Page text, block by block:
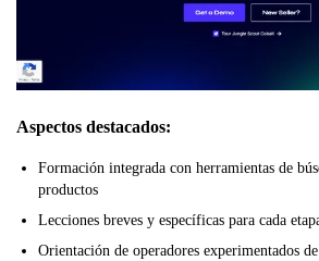
Aspectos destacados:
Formación integrada con herramientas de
productos
Lecciones breves y específicas para cada
Orientación de operadores experimentados